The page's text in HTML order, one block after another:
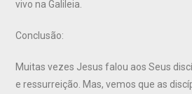
vivo na Galileia.
Conclusão:
Muitas vezes Jesus falou aos Seus
e ressurreição. Mas, vemos que as